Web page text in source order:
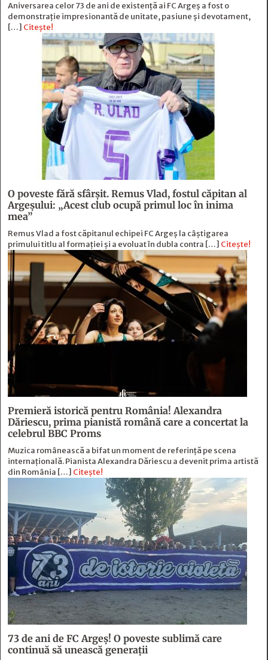
Aniversarea celor 73 de ani de existență ai FC Argeș a fost o
demonstrație impresionantă de unitate, pasiune și devotament,
[…] Citește!
O poveste fără sfârşit. Remus Vlad, fostul căpitan al
Argeşului: „Acest club ocupă primul loc în inima
mea”
Remus Vlad a fost căpitanul echipei FC Argeș la câștigarea
primului titlu al formației și a evoluat în dubla contra […] Citește!
Premieră istorică pentru România! Alexandra
Dăriescu, prima pianistă română care a concertat la
celebrul BBC Proms
Muzica românească a bifat un moment de referință pe scena
internațională. Pianista Alexandra Dăriescu a devenit prima artistă
din România […] Citește!
73 de ani de FC Argeş! O poveste sublimă care
continuă să unească generaţii